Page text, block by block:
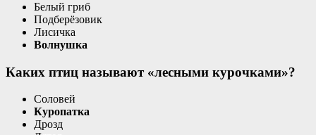
Белый гриб
Подберёзовик
Лисичка
Волнушка
Каких птиц называют «лесными курочками»?
Соловей
Куропатка
Дрозд